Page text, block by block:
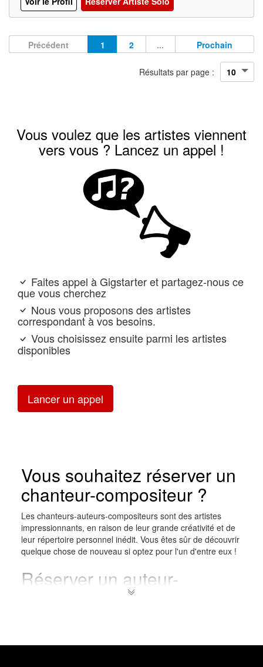
Précédent 1 2 ... Prochain
Résultats par page :
Vous voulez que les artistes viennent
vers vous ? Lancez un appel !
Faites appel à Gigstarter et partagez-nous ce
que vous cherchez
Nous vous proposons des artistes
correspondant à vos besoins.
Vous choisissez ensuite parmi les artistes
disponibles
Lancer un appel
Vous souhaitez réserver un
chanteur-compositeur ?
Les chanteurs-auteurs-compositeurs sont des artistes
impressionnants, en raison de leur grande créativité et de
leur répertoire personnel inédit. Vous êtes sûr de découvrir
quelque chose de nouveau si optez pour l'un d'entre eux !
Réserver un auteur-
compositeur-interprète-
de tous genres existent ! Les chanteurs-compositeurs